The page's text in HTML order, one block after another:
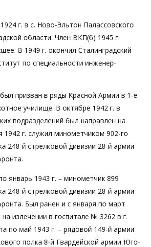
г. в с. Ново-Эльтон Палассовского
области. Член ВКП(б) 1945 г.
В 1949 г. окончил Сталинградский
по специальности инженер-
был призван в ряды Красной Армии в 1-е
училище. В октябре 1942 г. в
подразделений был направлен на
г. служил минометчиком 902-го
248-й стрелковой дивизии 28-й армии
январь 1943 г. – минометчик 899
248-й стрелковой дивизии 28-й армии
Был ранен и с января по март
на излечении в госпитале № 3262 в г.
по май 1943 г. – рядовой 149-й армии
полка 8-й Гвардейской армии Юго-